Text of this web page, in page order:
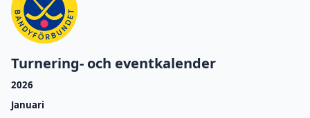
Turnering- och eventkalender
2026
Januari